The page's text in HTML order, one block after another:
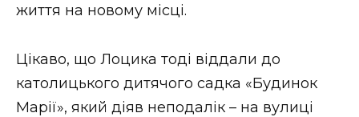
життя на новому місці.
Цікаво, що Лоцика тоді віддали до
католицького дитячого садка «Будинок
Марії», який діяв неподалік – на вулиці